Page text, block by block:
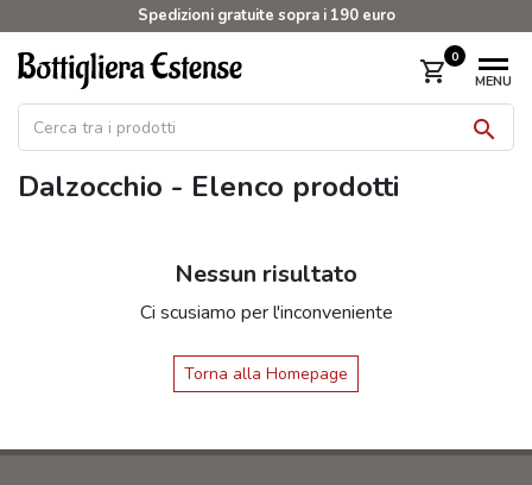
Spedizioni gratuite sopra i 190 euro
shopping_cart 0
MENU

Dalzocchio - Elenco prodotti
Nessun risultato
Ci scusiamo per l'inconveniente
Torna alla Homepage